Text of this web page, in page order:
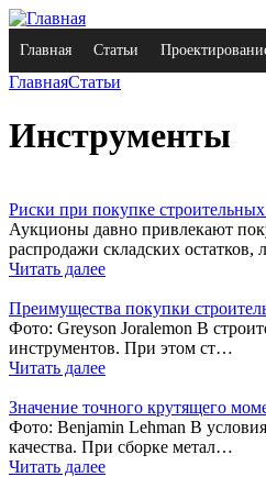
Главная Статьи
ГлавнаяСтатьи
Инструменты
Риски при покупке
Аукционы давно привлекают
распродажи складских
Читать далее
Преимущества покупки
Фото: Greyson Joralemon В
инструментов. При этом ст…
Читать далее
Значение точного крутящего
Фото: Benjamin Lehman В
качества. При сборке метал…
Читать далее